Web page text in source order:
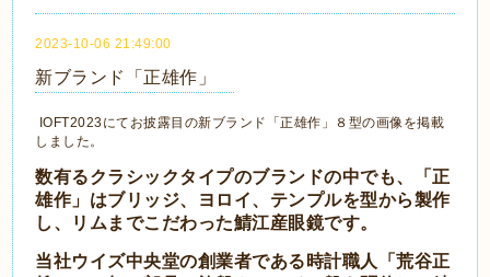
2023-10-06 21:49:00
新ブランド「正雄作」
IOFT2023にてお披露目の新ブランド「正雄作」８型の画像を掲載
しました。
数有るクラシックタイプのブランドの中でも、「正
雄作」はブリッジ、ヨロイ、テンプルを型から製作
し、リムまでこだわった鯖江産眼鏡です。
当社ウイズ中央堂の創業者である時計職人「荒谷正